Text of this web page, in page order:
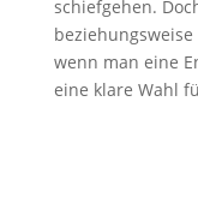
schiefgehen.
wenn man eine
eine klare Wahl